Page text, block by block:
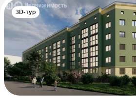
3D-тур